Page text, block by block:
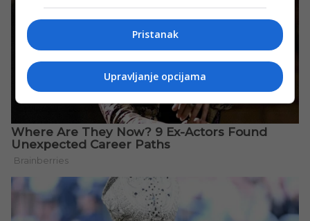
Pristanak
Upravljanje opcijama